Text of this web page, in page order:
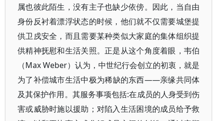
属也彼此陌生，没有主子也缺少依傍。因此，当自由
身份反衬着漂浮状态的时候，他们就不仅需要城堡提
供卫戍安全，而且需要某种类似大家庭的集体组织提
供精神抚慰和生活关照。正是从这个角度着眼，韦伯
（Max Weber）认为，中世纪行会创立的初衷，就是
为了补偿城市生活中极为稀缺的东西——亲缘共同体
及其保护作用。其服务事项包括:在成员的人身受到伤
害或威胁时施以援助；对陷入生活困境的成员给予救